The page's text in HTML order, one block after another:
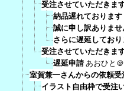
受注させていただきま
納品遅れております
誠に申し訳ありませ
さらに遅延しており
受注させていただきま
遅延申請 あおひと
室賀兼一さんからの依頼受
イラスト自由枠で受注